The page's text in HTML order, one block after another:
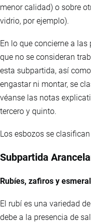
menor calidad) o sobre
vidrio, por ejemplo).
En lo que concierne a
que no se consideran
esta subpartida, así
engastar ni montar, se
véanse las notas
tercero y quinto.
Los esbozos se
Subpartida
Rubíes, zafiros y
El rubí es una variedad
debe a la presencia de